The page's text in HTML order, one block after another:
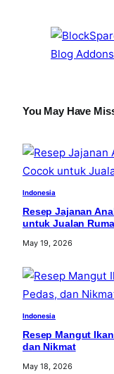
You May Have
Indonesia
Resep Jajanan
untuk Jualan
May 19, 2026
Indonesia
Resep Mangut
dan Nikmat
May 18, 2026